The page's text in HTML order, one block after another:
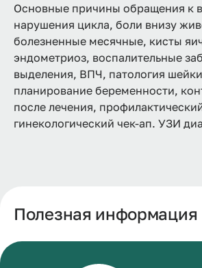
Основные причины обращения к
нарушения цикла, боли внизу
болезненные месячные, кисты
эндометриоз, воспалительные
выделения, ВПЧ, патология
планирование беременности,
после лечения,
гинекологический чек-ап. УЗИ
Полезная информация